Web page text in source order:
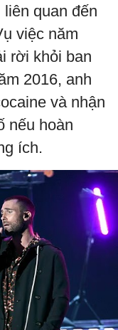
quan đến
việc năm
rời khỏi ban
2016, anh
và nhận
nếu hoàn
ích.